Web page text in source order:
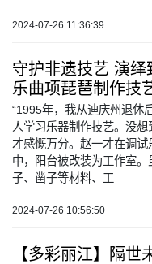
2024-07-26 11:36:39
守护非遗技艺 演
乐曲项琵琶制作技
“1995年，我从迪庆州退休
人学习乐器制作技艺。没
才感慨万分。赵一才在调
中，阳台被改装为工作室
子、凿子等材料、工
2024-07-26 10:56:50
【多彩丽江】隔世